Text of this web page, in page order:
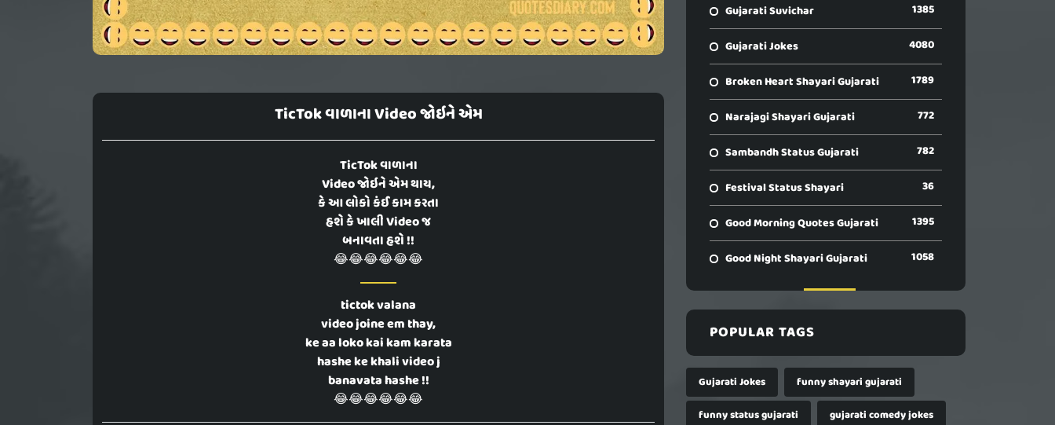
TicTok વાળાના Video જોઇને એમ
TicTok વાળાના
Video જોઇને એમ થાય,
કે આ લોકો કંઈ કામ કરતા
હશે કે ખાલી Video જ
બનાવતા હશે !!
😂😂😂😂😂😂
tictok valana
video joine em thay,
ke aa loko kai kam karata
hashe ke khali video j
banavata hashe !!
😂😂😂😂😂😂
Gujarati Suvichar 1385
Gujarati Jokes 4080
Broken Heart Shayari Gujarati 1789
Narajagi Shayari Gujarati 772
Sambandh Status Gujarati 782
Festival Status Shayari 36
Good Morning Quotes Gujarati 1395
Good Night Shayari Gujarati 1058
POPULAR TAGS
Gujarati Jokes
funny shayari gujarati
funny status gujarati
gujarati comedy jokes